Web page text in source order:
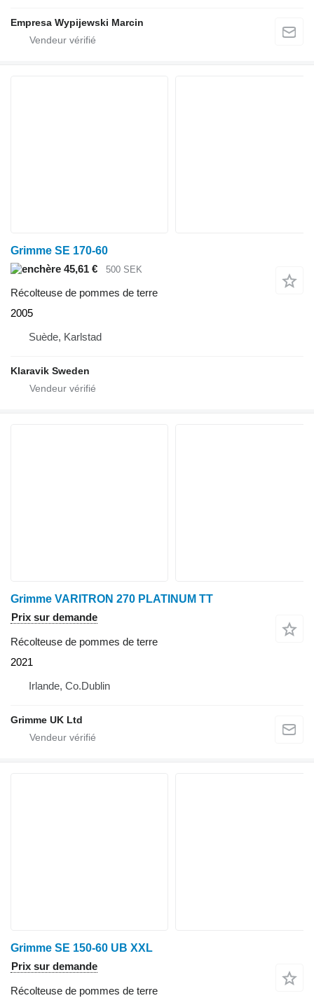
Empresa Wypijewski Marcin
Grimme SE 170-60
45,61 €
500 SEK
Récolteuse de pommes de terre
2005
Suède, Karlstad
Klaravik Sweden
Grimme VARITRON 270 PLATINUM TT
Prix sur demande
Récolteuse de pommes de terre
2021
Irlande, Co.Dublin
Grimme UK Ltd
Grimme SE 150-60 UB XXL
Prix sur demande
Récolteuse de pommes de terre